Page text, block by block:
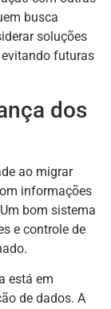
busca
soluções
evitando futuras
dos
ao migrar
informações
bom sistema
e controle de
está em
de dados. A